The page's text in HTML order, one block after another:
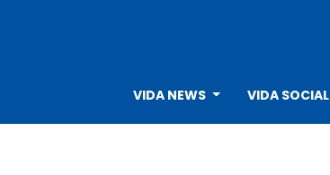
VIDA NEWS VIDA SOCIAL